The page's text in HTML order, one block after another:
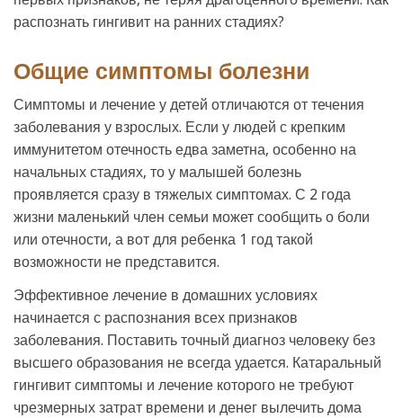
распознать гингивит на ранних стадиях?
Общие симптомы болезни
Симптомы и лечение у детей отличаются от течения
заболевания у взрослых. Если у людей с крепким
иммунитетом отечность едва заметна, особенно на
начальных стадиях, то у малышей болезнь
проявляется сразу в тяжелых симптомах. С 2 года
жизни маленький член семьи может сообщить о боли
или отечности, а вот для ребенка 1 год такой
возможности не представится.
Эффективное лечение в домашних условиях
начинается с распознания всех признаков
заболевания. Поставить точный диагноз человеку без
высшего образования не всегда удается. Катаральный
гингивит симптомы и лечение которого не требуют
чрезмерных затрат времени и денег вылечить дома